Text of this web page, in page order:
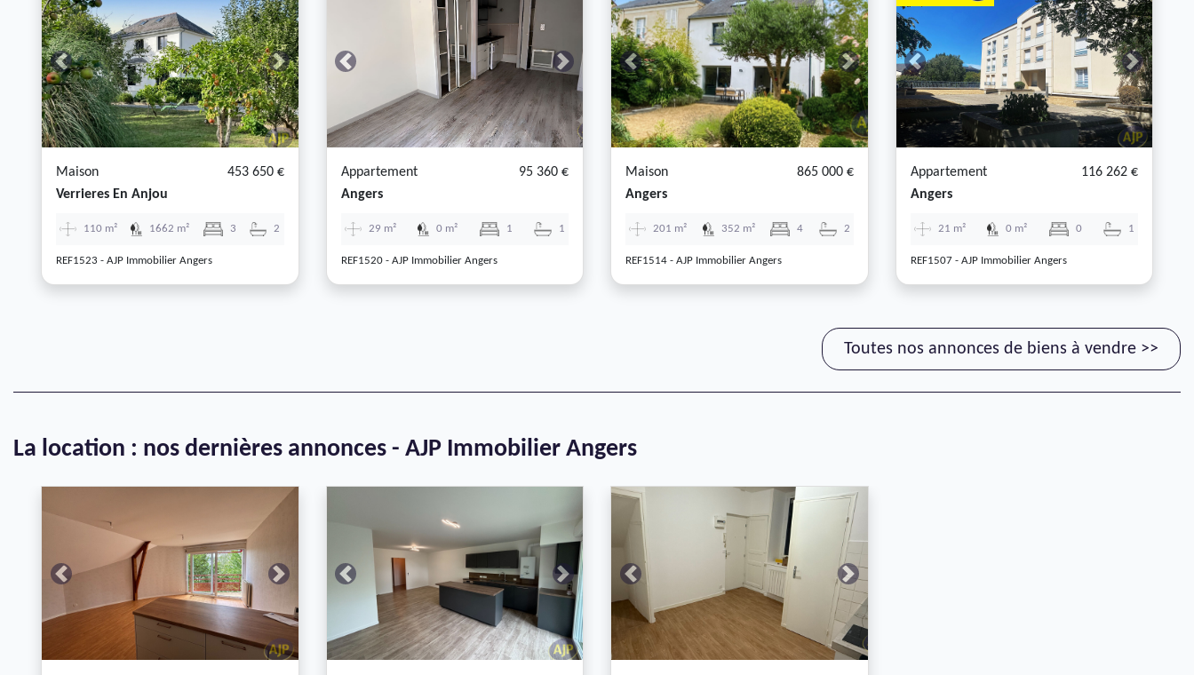
Previous Next
Maison
453 650 €
Verrieres En Anjou
110 m² 1662 m² 3 2
REF1523 - AJP Immobilier Angers
Previous Next
Appartement
95 360 €
Angers
29 m² 0 m² 1 1
REF1520 - AJP Immobilier Angers
Previous Next
Maison
865 000 €
Angers
201 m² 352 m² 4 2
REF1514 - AJP Immobilier Angers
Previous Next
Appartement
116 262 €
Angers
21 m² 0 m² 0 1
REF1507 - AJP Immobilier Angers
Toutes nos annonces de biens à vendre >>
La location : nos dernières annonces - AJP Immobilier Angers
Previous Next Previous Next Previous Next